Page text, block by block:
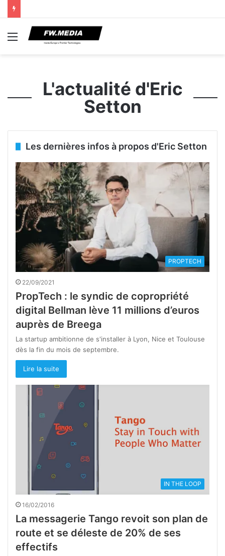
Menu
L'actualité d'Eric
Setton
Les dernières infos à propos d'Eric Setton
PROPTECH
22/09/2021
PropTech : le syndic de copropriété
digital Bellman lève 11 millions d’euros
auprès de Breega
La startup ambitionne de s'installer à Lyon, Nice et Toulouse
dès la fin du mois de septembre.
Lire la suite
IN THE LOOP
16/02/2016
La messagerie Tango revoit son plan de
route et se déleste de 20% de ses
effectifs